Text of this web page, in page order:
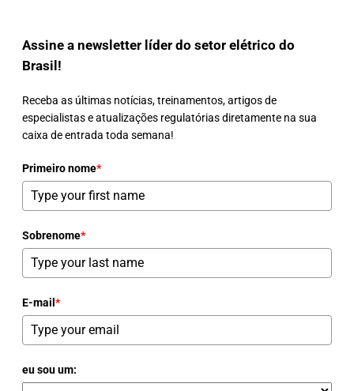
Assine a newsletter líder do setor elétrico do
Brasil!
Receba as últimas notícias, treinamentos, artigos de
especialistas e atualizações regulatórias diretamente na sua
caixa de entrada toda semana!
Primeiro nome*
Sobrenome*
E-mail *
eu sou um: